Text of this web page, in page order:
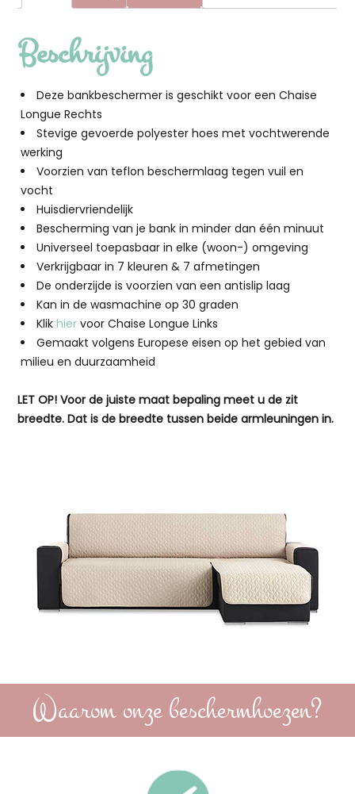
Beschrijving
Deze bankbeschermer is geschikt voor een Chaise
Longue Rechts
Stevige gevoerde polyester hoes met vochtwerende
werking
Voorzien van teflon beschermlaag tegen vuil en
vocht
Huisdiervriendelijk
Bescherming van je bank in minder dan één minuut
Universeel toepasbaar in elke (woon-) omgeving
Verkrijgbaar in 7 kleuren & 7 afmetingen
De onderzijde is voorzien van een antislip laag
Kan in de wasmachine op 30 graden
Klikhier voor Chaise Longue Links
Gemaakt volgens Europese eisen op het gebied van
milieu en duurzaamheid
LET OP! Voor de juiste maat bepaling meet u de zit
breedte. Dat is de breedte tussen beide armleuningen in.
Waarom onze beschermhoezen?